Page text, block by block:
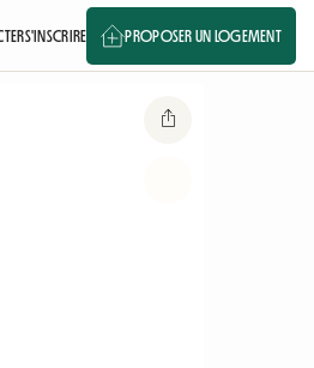
S'INSCRIRE PROPOSER UN LOGEMENT